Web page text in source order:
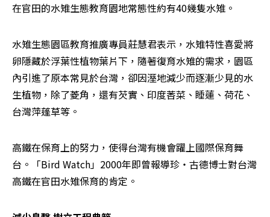
在官田的水雉生態教育園地常態性約有40幾隻水雉。
水雉生態園區教育推廣專員莊慧君表示，水雉特性喜愛將
卵隱藏於浮葉性植物葉片下，隨著復育水雉的需求，園區
內引進了原本常見於台灣，卻因溼地減少而逐漸少見的水
生植物，除了菱角，還有芡實、印度莕菜、睡蓮、荷花、
台灣萍蓬草等。
高鐵在保育上的努力，使得台灣有機會躍上國際保育舞
台。「Bird Watch」2000年即曾報導珍‧古德博士對台灣
高鐵在官田水雉保育的肯定。